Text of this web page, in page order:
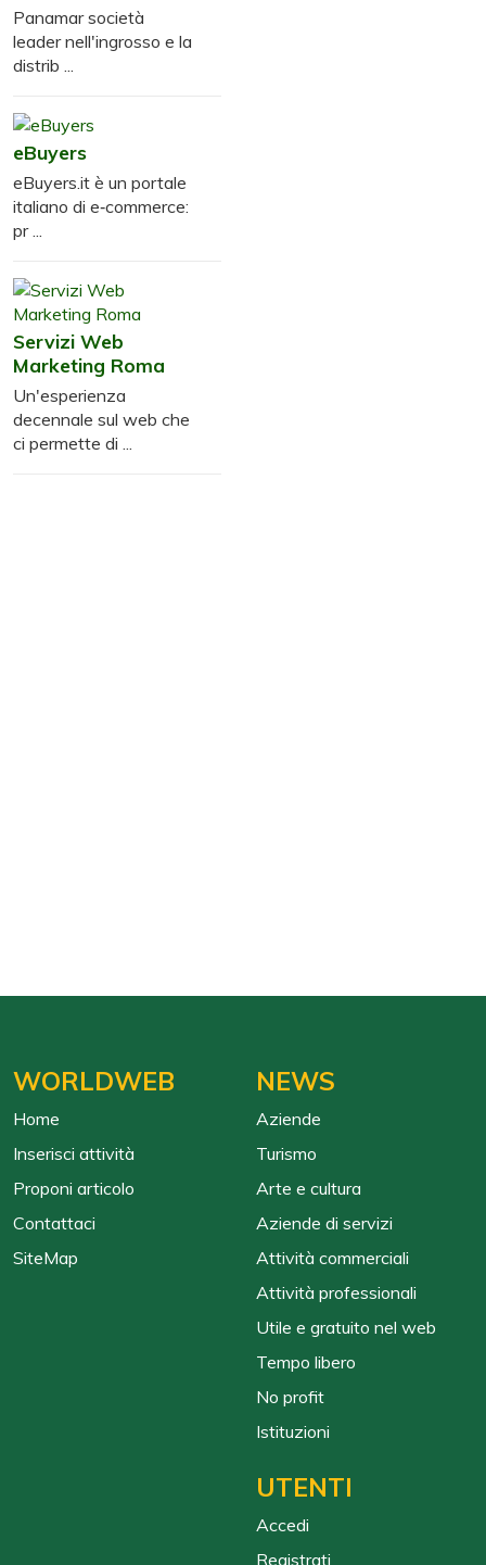
Panamar società
leader nell'ingrosso e la
distrib ...
eBuyers
eBuyers.it è un portale
italiano di e‑commerce:
pr ...
Servizi Web
Marketing Roma
Un'esperienza
decennale sul web che
ci permette di ...
WORLDWEB
Home
Inserisci attività
Proponi articolo
Contattaci
SiteMap
NEWS
Aziende
Turismo
Arte e cultura
Aziende di servizi
Attività commerciali
Attività professionali
Utile e gratuito nel web
Tempo libero
No profit
Istituzioni
UTENTI
Accedi
Registrati